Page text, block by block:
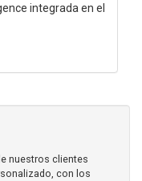
integrada en el
nuestros clientes
con los